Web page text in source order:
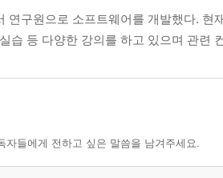
연구원으로 소프트웨어를 개발했다.
습 등 다양한 강의를 하고 있으며 관련
들에게 전하고 싶은 말씀을 남겨주세요.